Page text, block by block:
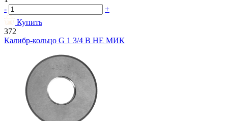
-
+
Купить
372
Калибр-кольцо G 1 3/4 В НЕ МИК